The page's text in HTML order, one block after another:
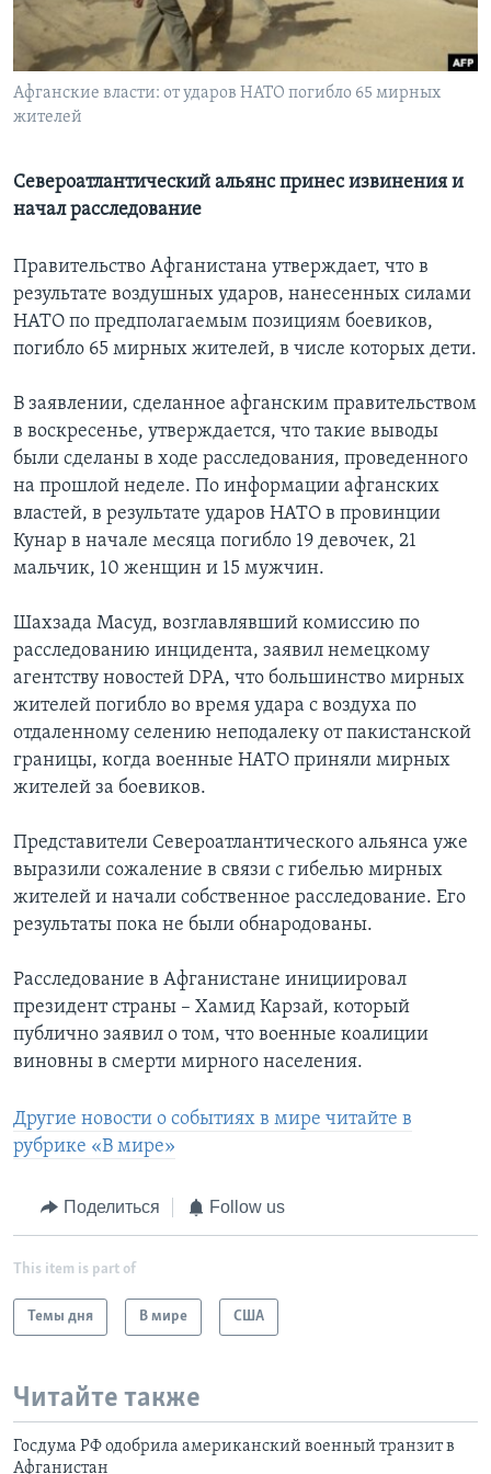
Learning English
СОЦИАЛЬНЫЕ СЕТИ
Языки
Афганские власти: от ударов НАТО погибло 65 мирных
жителей
Североатлантический альянс принес извинения и
начал расследование
Правительство Афганистана утверждает, что в
результате воздушных ударов, нанесенных силами
НАТО по предполагаемым позициям боевиков,
погибло 65 мирных жителей, в числе которых дети.
В заявлении, сделанное афганским правительством
в воскресенье, утверждается, что такие выводы
были сделаны в ходе расследования, проведенного
на прошлой неделе. По информации афганских
властей, в результате ударов НАТО в провинции
Кунар в начале месяца погибло 19 девочек, 21
мальчик, 10 женщин и 15 мужчин.
Шахзада Масуд, возглавлявший комиссию по
расследованию инцидента, заявил немецкому
агентству новостей DPA, что большинство мирных
жителей погибло во время удара с воздуха по
отдаленному селению неподалеку от пакистанской
границы, когда военные НАТО приняли мирных
жителей за боевиков.
Представители Североатлантического альянса уже
выразили сожаление в связи с гибелью мирных
жителей и начали собственное расследование. Его
результаты пока не были обнародованы.
Расследование в Афганистане инициировал
президент страны – Хамид Карзай, который
публично заявил о том, что военные коалиции
виновны в смерти мирного населения.
Другие новости о событиях в мире читайте в
рубрике «В мире»
Поделиться Follow us
This item is part of
Темы дня В мире США
Читайте также
Госдума РФ одобрила американский военный транзит в
Афганистан